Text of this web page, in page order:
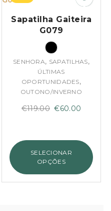
Sapatilha Gaiteira
G079
SENHORA, SAPATILHAS,
ÚLTIMAS
OPORTUNIDADES,
OUTONO/INVERNO
€119.00 O
€119.00.
€60.00
é:
€60.00.
SELECIONAR
OPÇÕES